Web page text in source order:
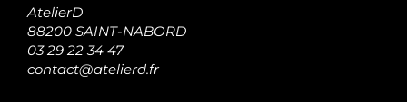
AtelierD
88200 SAINT-NABORD
03 29 22 34 47
contact@atelierd.fr